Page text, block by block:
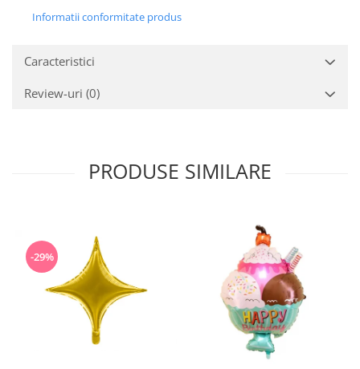
Informatii conformitate produs
Caracteristici
Review-uri (0)
PRODUSE SIMILARE
-29%